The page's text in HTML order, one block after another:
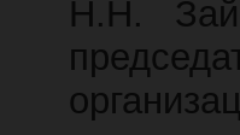
Н.Н.